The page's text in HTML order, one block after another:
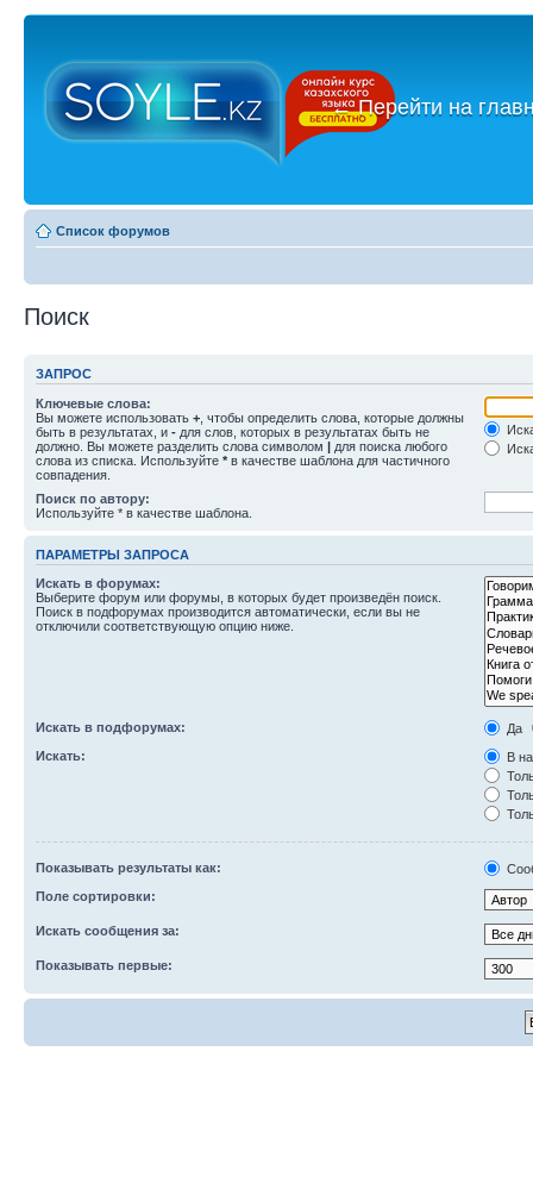
←Перейти на
Список форумов
Поиск
ЗАПРОС
Ключевые слова:
Вы можете использовать + , чтобы определить слова, которые должны
быть в результатах, и - для слов, которых в результатах быть не
должно. Вы можете разделить слова символом | для поиска любого
слова из списка. Используйте * в качестве шаблона для частичного
совпадения.
Поиск по автору:
Используйте * в качестве шаблона.
ПАРАМЕТРЫ ЗАПРОСА
Искать в форумах:
Выберите форум или форумы, в которых будет произведён поиск.
Поиск в подфорумах производится автоматически, если вы не
отключили соответствующую опцию ниже.
Искать в подфорумах:
Да
Искать:
В
Показывать результаты как:
Поле сортировки:
Искать сообщения за:
Показывать первые: